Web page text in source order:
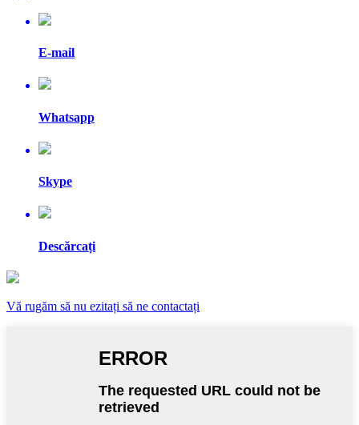
E-mail
Whatsapp
Skype
Descărcați
Vă rugăm să nu ezitați să ne contactați